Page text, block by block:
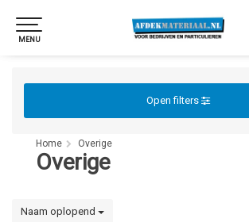
MENU
Open filters
Home Overige
Overige
Naam oplopend